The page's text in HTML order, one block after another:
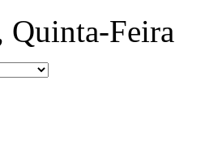
Quinta-Feira